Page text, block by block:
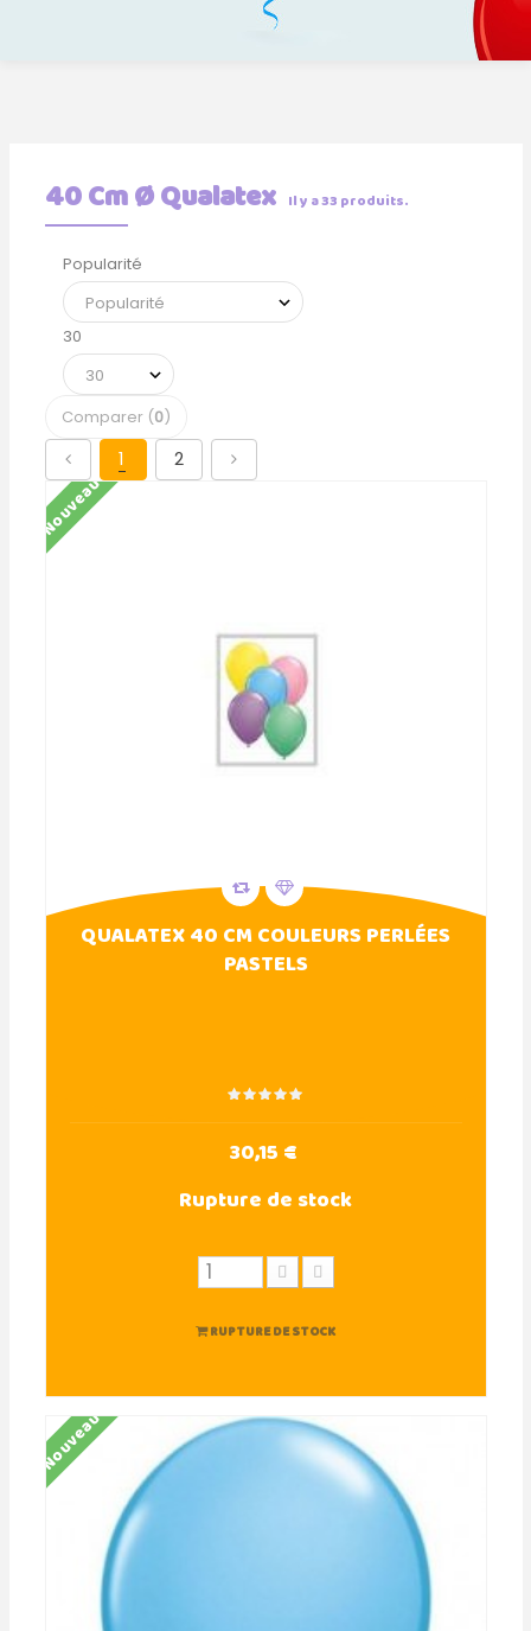
40 Cm Ø Qualatex Il y a 33 produits.
Popularité
30
Comparer (0)
1 2
Nouveau
QUALATEX 40 CM COULEURS PERLÉES
PASTELS
30,15 €
Rupture de stock
RUPTURE DE STOCK
Nouveau